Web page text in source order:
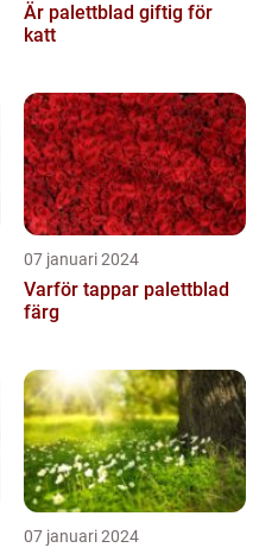
Är palettblad giftig för
katt
07 januari 2024
Varför tappar palettblad
färg
07 januari 2024